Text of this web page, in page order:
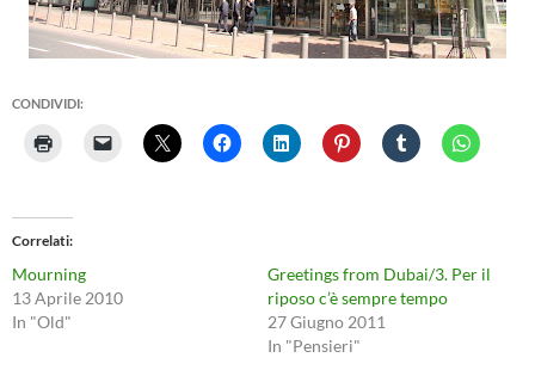
CONDIVIDI:
Correlati
Mourning
13 Aprile 2010
In "Old"
Greetings from Dubai/3. Per il
riposo c’è sempre tempo
27 Giugno 2011
In "Pensieri"